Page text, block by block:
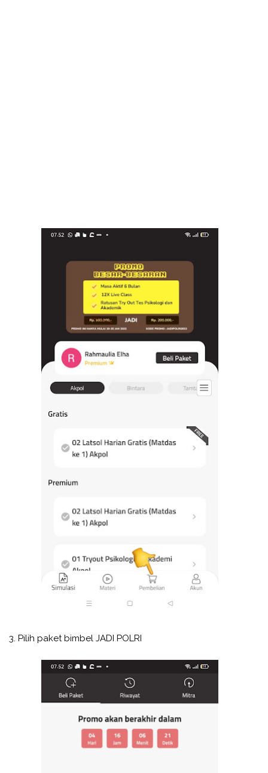
3. Pilih paket bimbel JADI POLRI